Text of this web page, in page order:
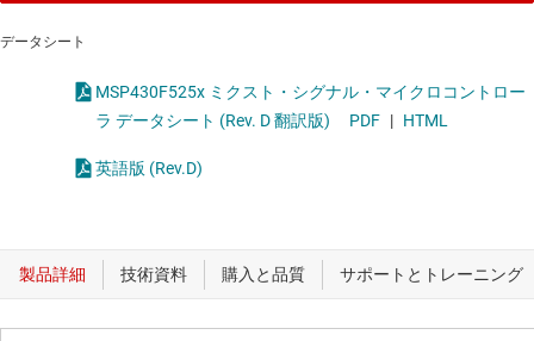
データシート
MSP430F525x ミクスト・シグナル・マイクロコントロー
ラ データシート (Rev. D 翻訳版)
PDF | HTML
英語版 (Rev.D)